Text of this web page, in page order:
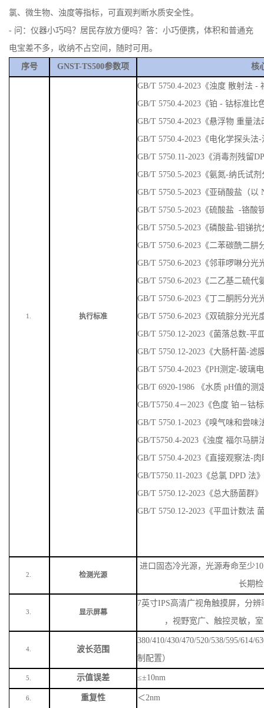
氯、微生物、浊度等指标，可直观判断水质安全性。
- 问：仪器小巧吗？居民存放方便吗？答：小巧便携，体积和普通充
电宝差不多，收纳不占空间，随时可用。
序号 GNST-TS500参数项 核
1. 执行标准
GB/T 5750.4-2023《浊度 散射法
GB/T 5750.4-2023《铂 - 钴标准比
GB/T 5750.4-2023《悬浮物 重量法
GB/T 5750.4-2023《电化学探头法
GB/T 5750.11-2023《消毒剂残留
GB/T 5750.5-2023《氨氮-纳氏试
GB/T 5750.5-2023《亚硝酸盐（
GB/T 5750.5-2023《硫酸盐 -铬酸
GB/T 5750.5-2023《磷酸盐-钼锑
GB/T 5750.6-2023《二苯碳酰二
GB/T 5750.6-2023《邻菲啰啉分光
GB/T 5750.6-2023《二乙基二硫
GB/T 5750.6-2023《丁二酮肟分光
GB/T 5750.6-2023《双硫腙分光光
GB/T 5750.12-2023《菌落总数-平
GB/T 5750.12-2023《大肠杆菌-滤
GB/T 5750.4-2023《PH测定-玻璃
GB/T 6920-1986 《水质 pH值的测
GB/T5750.4－2023《色度 铂－钴
GB/T 5750.1-2023《嗅气味和尝味
GB/T5750.4-2023《浊度 福尔马肼
GB/T 5750.4-2023《直接观察法-
GB/T5750.11-2023《总氯 DPD 法
GB/T 5750.12-2023《总大肠菌群》
GB/T 5750.12-2023《平皿计数法
2. 检测光源
进口固态冷光源，光源寿命至少
长期
3. 显示屏幕
7英寸IPS高清广视角触摸屏，分
，视野宽广、触控灵敏，
4. 波长范围
380/410/430/470/520/538/595/614/
制配置）
5. 示值误差 ≤±10nm
6. 重复性 ＜2nm